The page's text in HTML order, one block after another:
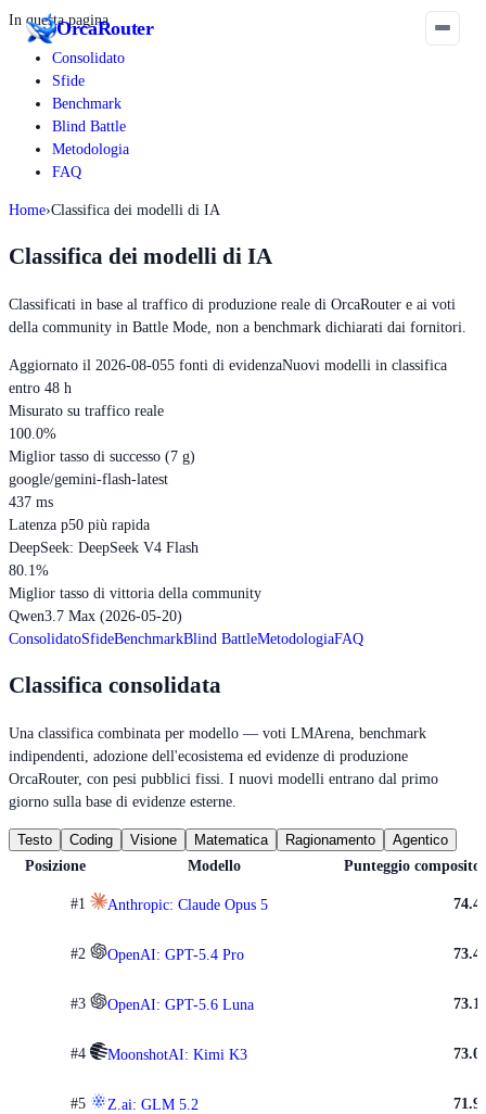
OrcaRouter
In questa pagina
Consolidato
Sfide
Benchmark
Blind Battle
Metodologia
FAQ
Home›Classifica dei modelli di IA
Classifica dei modelli di IA
Classificati in base al traffico di produzione reale di OrcaRouter e ai voti
della community in Battle Mode, non a benchmark dichiarati dai fornitori.
Aggiornato il 2026-08-055 fonti di evidenzaNuovi modelli in classifica
entro 48 h
Misurato su traffico reale
100.0%
Miglior tasso di successo (7 g)
google/gemini-flash-latest
437 ms
Latenza p50 più rapida
DeepSeek: DeepSeek V4 Flash
80.1 %
Miglior tasso di vittoria della community
Qwen3.7 Max (2026-05-20)
ConsolidatoSfideBenchmarkBlind BattleMetodologiaFAQ
Classifica consolidata
Una classifica combinata per modello — voti LMArena, benchmark
indipendenti, adozione dell'ecosistema ed evidenze di produzione
OrcaRouter, con pesi pubblici fissi. I nuovi modelli entrano dal primo
giorno sulla base di evidenze esterne.
Testo Coding Visione Matematica Ragionamento
Agentico
Posizione
Modello Punteggio composito
#1 Anthropic: Claude Opus 5 74.4
#2 OpenAI: GPT-5.4 Pro 73.4
#3 OpenAI: GPT-5.6 Luna 73.1
#4 MoonshotAI: Kimi K3 73.0
#5 Z.ai: GLM 5.2 71.9